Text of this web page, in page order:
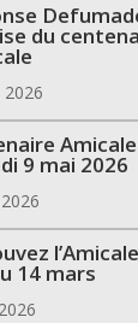
du
9 mai 2026
14 mars